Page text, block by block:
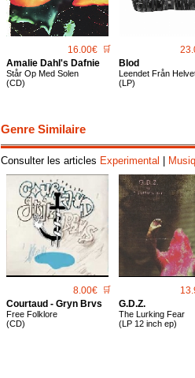
16.00€ 🛒
Amalie Dahl's Dafnie
St​å​r Op Med Solen
(CD)
Blod
Leendet Från
(LP)
Genre Similaire
Consulter les articles Experimental
8.00€ 🛒
Courtaud - Gryn Brvs
Free Folklore
(CD)
G.d.z.
The Lurking Fear
(LP 12 inch ep)